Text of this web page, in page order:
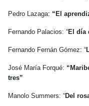
Pedro Lazaga: “El
Fernando Palacios: “El día
Fernando Fernán Gómez: “
José María Forqué:
tres”
Manolo Summers: “Del